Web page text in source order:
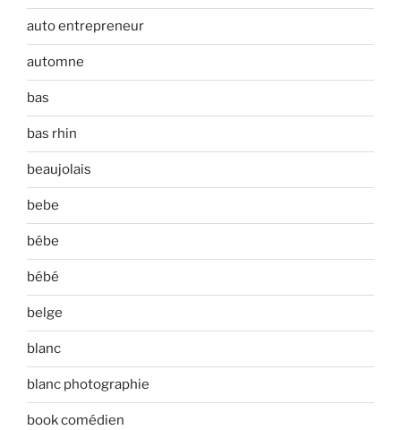
auto entrepreneur
automne
bas
bas rhin
beaujolais
bebe
bébe
bébé
belge
blanc
blanc photographie
book comédien